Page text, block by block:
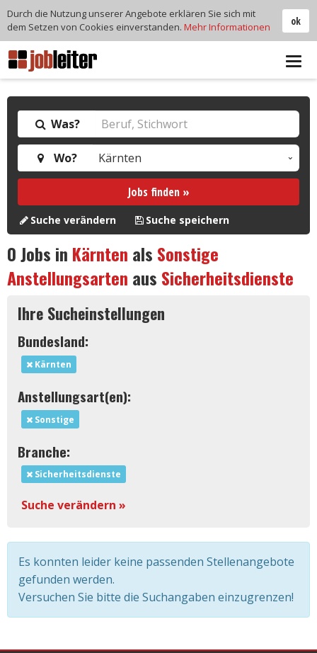
Was?
Wo?
Jobs finden »
Suche verändern Suche speichern
0Jobs in Kärnten als Sonstige
Anstellungsarten aus Sicherheitsdienste
Ihre Sucheinstellungen
Bundesland:
Kärnten
Anstellungsart(en):
Sonstige
Branche:
Sicherheitsdienste
Suche verändern »
Es konnten leider keine passenden Stellenangebote
gefunden werden.
Versuchen Sie bitte die Suchangaben einzugrenzen!
ok
Durch die Nutzung unserer Angebote erklären Sie sich mit
dem Setzen von Cookies einverstanden. Mehr Informationen